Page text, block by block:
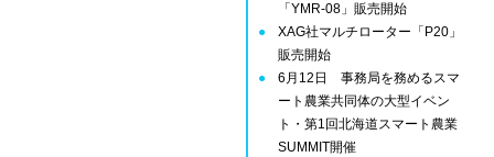
「YMR-08」販売開始
XAG社マルチローター「P20」
販売開始
6月12日 事務局を務めるスマ
ート農業共同体の大型イベン
ト・第1回北海道スマート農業
SUMMIT開催